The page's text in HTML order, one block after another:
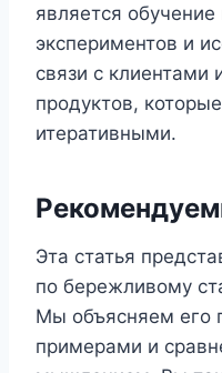
является
экспериментов и
связи с клиентами
продуктов,
итеративными.
Эта статья
по бережливому
Мы объясняем его
примерами и